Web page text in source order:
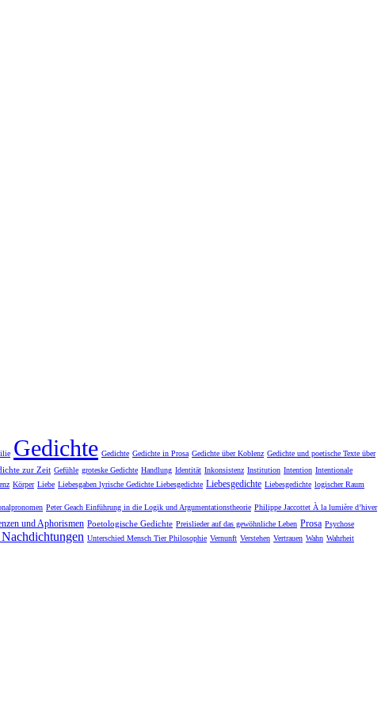
Gedichte Gedichte Gedichte in Prosa Gedichte über Koblenz Gedichte und poetische Texte über
zur Zeit Gefühle groteske Gedichte Handlung Identität Inkonsistenz Institution Intention Intentionale
Körper Liebe Liebesgaben lyrische Gedichte Liebesgedichte Liebesgedichte Liebesgedichte logischer Raum
Peter Geach Einführung in die Logik und Argumentationstheorie Philippe Jaccottet À la lumière dʼhiver
und Aphorismen Poetologische Gedichte Preislieder auf das gewöhnliche Leben Prosa Psychose
Unterschied Mensch Tier Philosophie Vernunft Verstehen Vertrauen Wahn Wahrheit